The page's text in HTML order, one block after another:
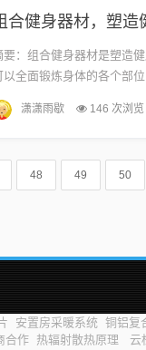
合健身器材，塑造
要：组合健身器材是塑造
以全面锻炼身体的各个部
据个人需求和健身目标进
...
潇潇雨歇 146 次浏览
48 49 50
安置房采暖系统 铜铝复
合作 热辐射散热原理 云